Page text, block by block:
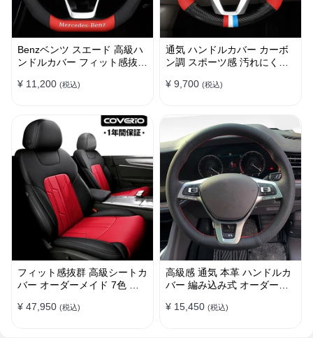
Benzベンツ スエード 高級ハ
ンドルカバー フィット感抜群
38CM
¥ 11,200 (税込)
通気 ハンドルカバー カーボ
ン調 スポーツ感 汚れにくい
け簡単 38CM
¥ 9,700 (税込)
フィット感抜群 高級シートカ
バー オーダーメイド 7色 防
ト
¥ 47,950 (税込)
高級感 通気 本革 ハンドルカ
バー 編み込み式 オーダーメ
プ
¥ 15,450 (税込)